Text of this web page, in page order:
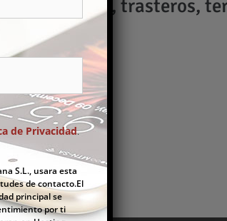
garajes, trasteros,
deja este campo vacío.
de Privacidad.
S.L., usara esta
de contacto.El
principal se
por ti